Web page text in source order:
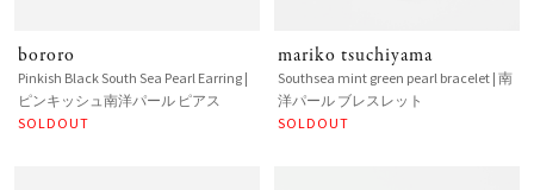
bororo
Pinkish Black South Sea Pearl Earring |
ピンキッシュ南洋パール ピアス
SOLDOUT
mariko tsuchiyama
Southsea mint green pearl bracelet | 南
洋パール ブレスレット
SOLDOUT